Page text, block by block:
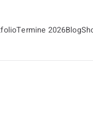
Termine 2026Blog